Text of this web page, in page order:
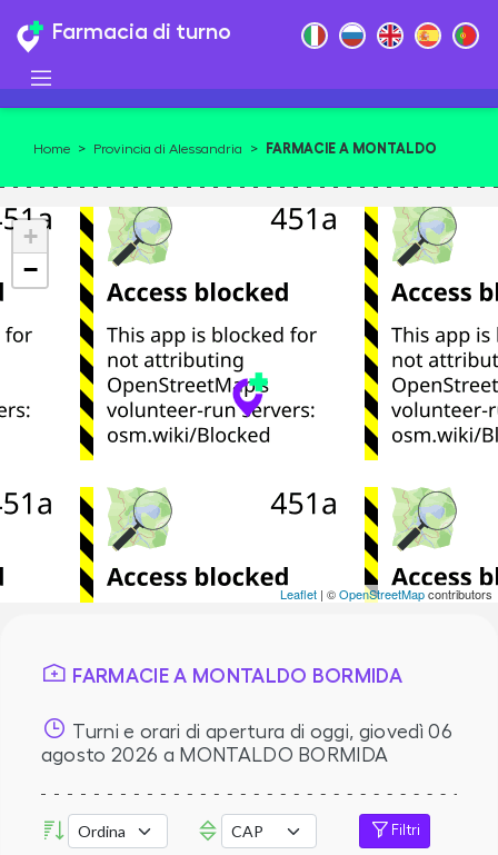
Farmacia di turno
Home > Provincia di Alessandria >
FARMACIE A MONTALDO
+
−
Leaflet | ©OpenStreetMapcontributors
FARMACIE A MONTALDO BORMIDA
Turni e orari di apertura di oggi, giovedì 06
agosto 2026 a MONTALDO BORMIDA
Filtri